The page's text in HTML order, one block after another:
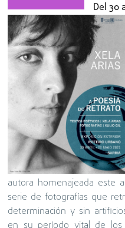
Del30
autora homenajeada este
serie de fotografías que
determinación y sin